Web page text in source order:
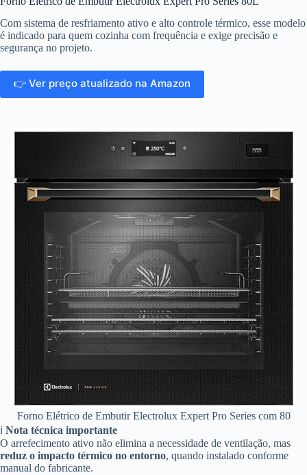
Com sistema de resfriamento ativo e alto controle térmico, esse modelo
é indicado para quem cozinha com frequência e exige precisão e
segurança no projeto.
👉 Ver preço atualizado na Amazon
Forno Elétrico de Embutir Electrolux Expert Pro Series com 80
ℹ️ Nota técnica importante
O arrefecimento ativo não elimina a necessidade de ventilação, mas
reduz o impacto térmico no entorno, quando instalado conforme
manual do fabricante.